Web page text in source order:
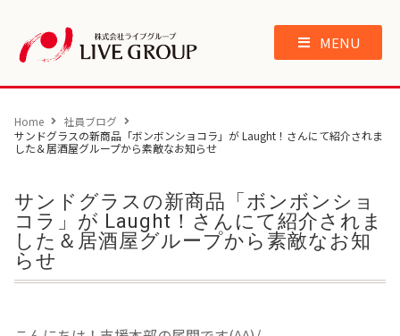
MENU
Home
社員ブログ
サンドグラスの新商品「ボンボンショコラ」が Laught！さんにて紹介されま
した＆居酒屋グループから素敵なお知らせ
サンドグラスの新商品「ボンボンショ
コラ」が Laught！さんにて紹介されま
した＆居酒屋グループから素敵なお知
らせ